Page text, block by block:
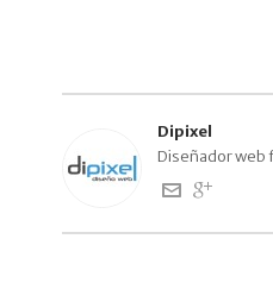
Dipixel
Diseñador web